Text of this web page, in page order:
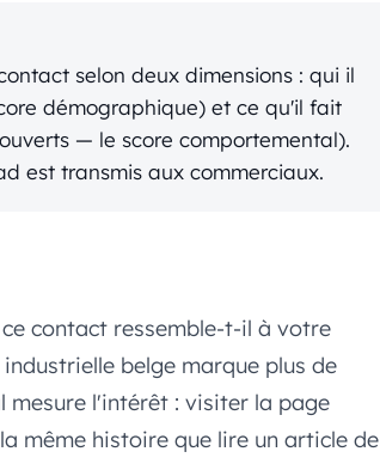
selon deux dimensions : qui il
démographique) et ce qu'il fait
— le score comportemental).
est transmis aux commerciaux.
contact ressemble-t-il à votre
belge marque plus de
mesure l'intérêt : visiter la page
même histoire que lire un article de